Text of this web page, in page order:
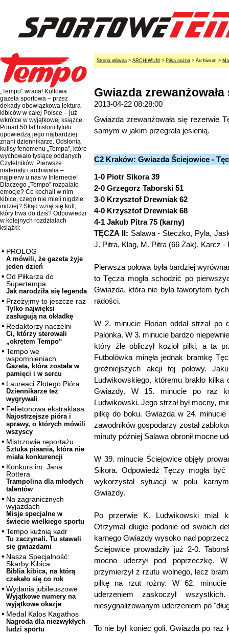
„Tempo” wraca! Kultowa
gazeta sportowa – przez
dekady obowiązkowa lektura
kibiców w całej Polsce – już
wkrótce w wyjątkowej książce.
Ponad 50 lat historii tytułu
opowiedzą jego najbardziej
znani dziennikarze. Odsłonią
kulisy fenomenu „Tempa”, które
wychowało tysiące oddanych
Czytelników. Pierwsze
materiały i archiwalia –
najpierw u nas w Internecie!
Dlaczego „Tempo” rozpalało
emocje? Co kochali w nim
kibice, czego nie mieli nigdzie
indziej? Skąd wziął się kult,
który trwa do dziś? Odpowiedzi
w kolejnych rozdziałach
książki:
PROLOG
A mówili, że gazeta żyje
jeden dzień
Od Piłkarza do
Supertempa
Jak narodziła się legenda
Przeżyjmy to jeszcze raz
Tylko najwięksi
zasługują na okładkę
Redaktorzy naczelni
Ci, którzy sterowali
„okrętem Tempo“
Tempo we
wspomnieniach
Gazeta, która została w
pamięci i w sercu
Laureaci Złotego Pióra
Dziennikarze też
wygrywali
Felietonowa ekstraklasa
Najostrzejsze pióra i
sprawy, o których mówili
wszyscy
Mistrzowie reportażu
Sztuka pisania, która nie
miała konkurencji
Konkurs im. Jana
Rottera
Trampolina dla młodych
talentów
Na zagranicznych
wyjazdach
Misje specjalne w
świecie wielkiego sportu
Tempo kuźnią kadr
Tu zaczynali. Tu stawali
się gwiazdami
Nasza Specjalność:
Skarby Kibica
Biblia kibica, na którą
czekało się co rok
Wydania jubileuszowe
Wyjątkowe numery na
wyjątkowe okazje
Medal Kalos Kagathos
Nagroda dla niezwykłych
ludzi sportu
Strona główna > ARCHIWUM > Piłka nożna > Archiwum >
Gwiazda
2013-04-22 08:28:00
Gwiazda zrewanżowała się rezerwie
samym w jakim przegrała jesienią.
C2 Kraków: Gwiazda Ściejowice -
1-0 Piotr Sikora 39
2-0 Grzegorz Taborski 51
3-0 Krzysztof Drewniak 62
4-0 Krzysztof Drewniak 68
4-1 Jakub Pitra 75 (karny)
TĘCZA II: Salawa - Steczko, Pyla,
J. Pitra, Klag, M. Pitra (66 Żak), Karcz
Pierwsza połowa była bardziej
to Tęcza mogła schodzić po
Gwiazda, która nie była faworytem
radości.
W 2. minucie Florian oddał strzał po
Palonka. W 3. minucie bardzo
który źle obliczył kozioł piłki, a ta
Futbolówka minęła jednak bramkę
groźniejszych akcji tej połowy.
Ludwikowskiego, któremu brakło
Gwiazdy. W 15. minucie po raz
Ludwikowski. Jego strzał był mocny,
piłkę do boku. Gwiazda w 24.
zawodników gospodarzy został
minuty później Salawa obronił mocne
W 39. minucie Ściejowice objęły
Sikora. Odpowiedź Tęczy mogła
wykorzystał sytuacji w polu
Gwiazdy.
Po przerwie K. Ludwikowski miał
Otrzymał długie podanie od swoich
karnego Gwiazdy wysoko nad
Ściejowice prowadziły już 2-0.
mocno uderzył pod poprzeczkę.
przymierzył z rzutu wolnego, lecz
piłkę na rzut rożny. W 62.
uderzeniem zaskoczył
niesygnalizowanym uderzeniem po
To nie był koniec goli. Gwiazda po raz